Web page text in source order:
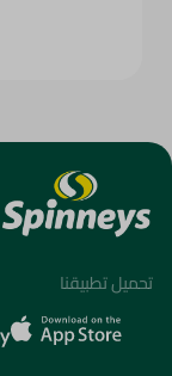
تحميل تطبيقنا